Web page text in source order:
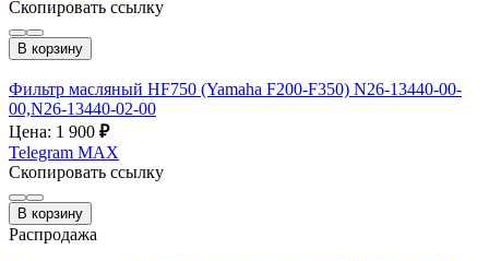
Скопировать ссылку
В корзину
Фильтр масляный HF750 (Yamaha F200-F350) N26-13440-00-
00,N26-13440-02-00
Цена: 1 900 ₽
Telegram MAX
Скопировать ссылку
В корзину
Распродажа